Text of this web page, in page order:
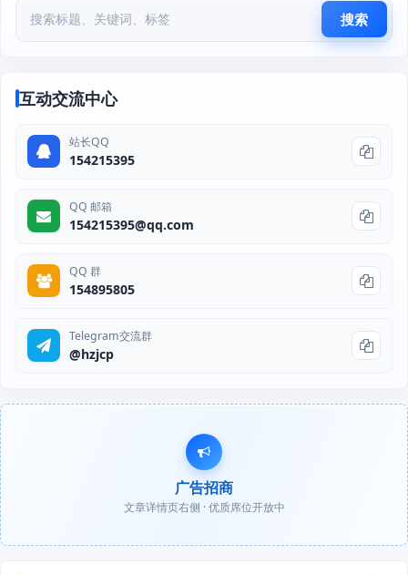
搜索
互动交流中心
站长QQ
154215395
QQ 邮箱
154215395@qq.com
QQ 群
154895805
Telegram交流群
@hzjcp
广告招商
文章详情页右侧 · 优质席位开放中